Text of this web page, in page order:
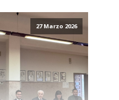
27 Marzo 2026